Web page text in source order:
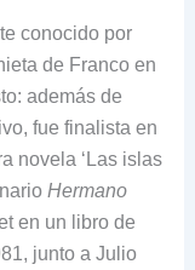
conocido por
de Franco en
además de
fue finalista en
novela ‘Las islas
Hermano
en un libro de
junto a Julio